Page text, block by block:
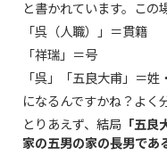
と書かれています。この
「呉（人職）」＝貫籍
「祥瑞」＝号
「呉」「五良大甫」＝姓
になるんですかね？よく
とりあえず、結局 「五良
家の五男の家の長男であ